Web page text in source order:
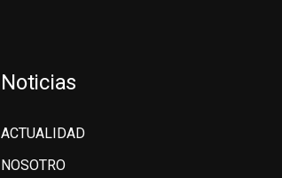
Noticias
ACTUALIDAD
NOSOTRO